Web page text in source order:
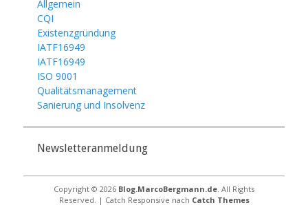
Allgemein
CQI
Existenzgründung
IATF16949
IATF16949
ISO 9001
Qualitätsmanagement
Sanierung und Insolvenz
Newsletteranmeldung
Copyright © 2026 Blog.MarcoBergmann.de . All Rights
Reserved. | Catch Responsive nach Catch Themes